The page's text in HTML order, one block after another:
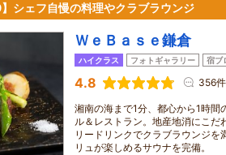
シェフ自慢の料理やクラブラウンジ
ＷｅＢａｓｅ鎌倉
ハイクラス フォトギャラリー 宿ブ
4.8 356件
湘南の海まで1分、都心から1時間
ル＆レストラン。地産地消にこだ
リードリンクでクラブラウンジを
リュが楽しめるサウナを完備。